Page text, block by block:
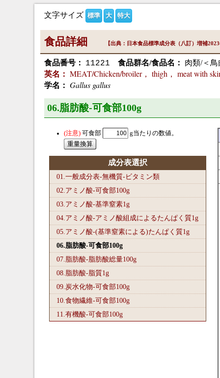
文字サイズ 標準 大 特大
食品詳細 【出典：日本食品標準成分表（八訂）増補
食品番号： 11221 食品群名/食品名：
肉類/＜
英名： MEAT/Chicken/broiler， thigh， meat with
学名： Gallus gallus
06.脂肪酸-可食部100g
可食部 g当たりの数値。
成分表選択
01.一般成分表-無機質-ビタミン類
02.アミノ酸-可食部100g
03.アミノ酸-基準窒素1g
04.アミノ酸-アミノ酸組成によるたんぱく質1g
05.アミノ酸-(基準窒素による)たんぱく質1g
06.脂肪酸-可食部100g
07.脂肪酸-脂肪酸総量100g
08.脂肪酸-脂質1g
09.炭水化物-可食部100g
10.食物繊維-可食部100g
11.有機酸-可食部100g